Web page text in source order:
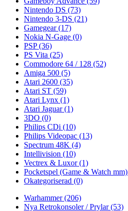
Nintendo DS (73)
Nintendo 3-DS (21)
Gamegear(17)
Nokia N-Gage (0)
PSP(36)
PS Vita (25)
Commodore 64 / 128 (52)
Amiga 500 (5)
Atari 2600 (35)
Atari ST (59)
Atari Lynx (1)
Atari Jaguar(1)
3DO (0)
Philips CDi (10)
Philips Videopac (13)
Spectrum 48K (4)
Intellivision (10)
Vectrex & Luxor(1)
Pocketspel (Game & Watch mm)
Okategoriserad (0)
Warhammer(206)
Nya Retrokonsoler / Prylar(53)